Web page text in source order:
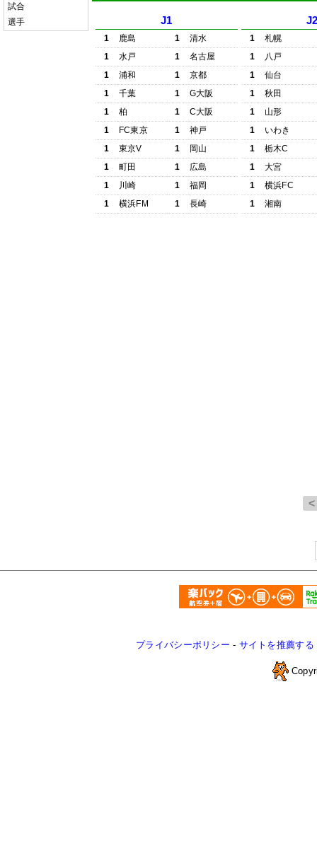
試合
選手
J1
1 鹿島 1
清水
1
水戸 1
名古屋
1
浦和 1
京都
1
千葉 1
G大阪
1
柏 1
C大阪
1
FC東京 1
神戸
1
東京V 1
岡山
1
町田 1
広島
1
川崎 1
福岡
1
横浜FM 1 長崎
1
札幌
1
八戸
1
仙台
1
秋田
1
山形
1
いわき
1
栃木C
1
大宮
1
横浜FC
1
湘南
プライバシーポリシー - サイトを推薦する